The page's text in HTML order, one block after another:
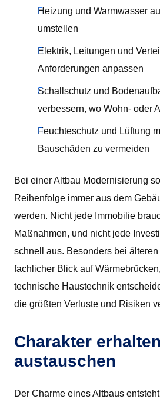
Heizung und Warmwasser
umstellen
Elektrik, Leitungen und
Anforderungen anpassen
Schallschutz und
verbessern, wo Wohn- oder
Feuchteschutz und Lüftung
Bauschäden zu vermeiden
Bei einer Altbau Modernisierung
Reihenfolge immer aus dem
werden. Nicht jede Immobilie
Maßnahmen, und nicht jede
schnell aus. Besonders bei
fachlicher Blick auf
technische Haustechnik
die größten Verluste und Risiken
Charakter
austauschen
Der Charme eines Altbaus